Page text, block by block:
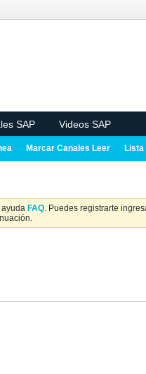
SAP Videos SAP
Marcar Canales Leer Lista
ayuda FAQ. Puedes registrarte